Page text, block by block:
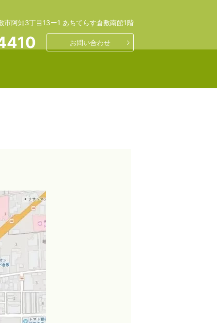
市阿知3丁目13ー1 あちてらす倉敷南館1階
お問い合わせ